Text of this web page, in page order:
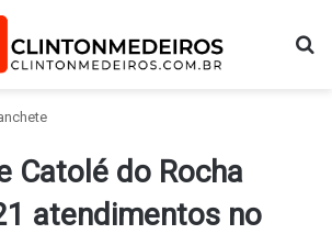
Catolé do Rocha
atendimentos no